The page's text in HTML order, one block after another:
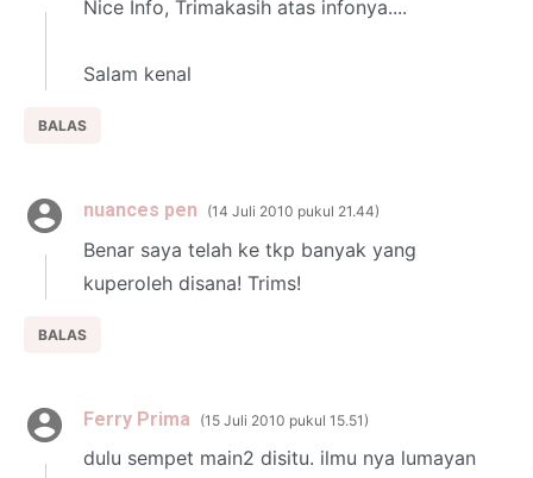
Nice Info, Trimakasih atas infonya....
Salam kenal
BALAS
nuances pen 14 Juli 2010 pukul 21.44
Benar saya telah ke tkp banyak yang
kuperoleh disana! Trims!
BALAS
Ferry Prima 15 Juli 2010 pukul 15.51
dulu sempet main2 disitu. ilmu nya lumayan